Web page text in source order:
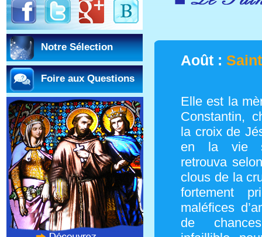
Notre Sélection
Foire aux Questions
Août :
Elle est la
Constantin,
la croix de
en la vie
retrouva
clous de la
fortement
maléfices
de